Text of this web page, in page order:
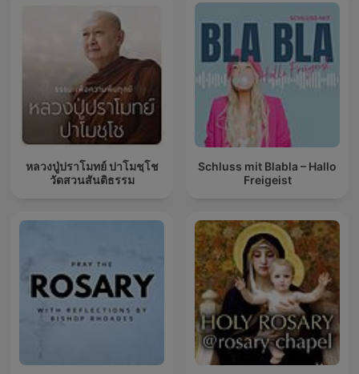
หลวงปู่ปราโมทย์ ปาโมชฺโช
วัดสวนสันติธรรม
Schluss mit Blabla – Hallo
Freigeist